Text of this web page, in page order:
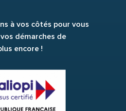
à vos côtés pour vous
démarches de
encore !